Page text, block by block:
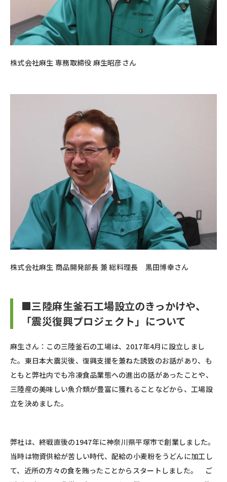
株式会社麻生 専務取締役 麻生昭彦さん
株式会社麻生 商品開発部長 兼 総料理長 黒田博幸さん
■三陸麻生釜石工場設立のきっかけや、
「震災復興プロジェクト」について
麻生さん：この三陸釜石の工場は、2017年4月に設立しまし
た。東日本大震災後、復興支援を兼ねた誘致のお話があり、も
ともと弊社内でも冷凍食品業態への進出の話があったことや、
三陸産の美味しい魚介類が豊富に獲れることなどから、工場設
立を決めました。
弊社は、終戦直後の1947年に神奈川県平塚市で創業しました。
当時は物資供給が苦しい時代、配給の小麦粉をうどんに加工し
て、近所の方々の食を賄ったことからスタートしました。 ご